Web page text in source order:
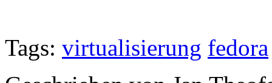
Tags: virtualisierung fedora